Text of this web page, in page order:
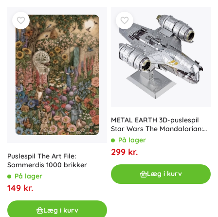
Puslespil The Art File:
Sommerdis 1000 brikker
På lager
149 kr.
Læg i kurv
METAL EARTH 3D-puslespil
Star Wars The Mandalorian:
Razor Crest (ICONX)
På lager
299 kr.
Læg i kurv